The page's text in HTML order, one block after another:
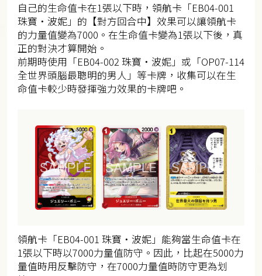
自己的生命值卡在1張以下時，領航卡「EB04-001
珠寶・波妮」的【對方回合中】效果可以讓領航卡
的力量值變為7000。在生命值卡變為1張以下後，真
正的對決才算開始。
前期時使用「EB04-002 珠寶・波妮」或「OP07-114
全世界頭腦最聰明的男人」等卡牌，收集可以在生
命值卡較少時發揮強力效果的卡牌吧。
領航卡「EB04-001 珠寶・波妮」能夠當生命值卡在
1張以下時以7000力量值防守。因此，比起在5000力
量值時用反擊防守，在7000力量值時防守更為划